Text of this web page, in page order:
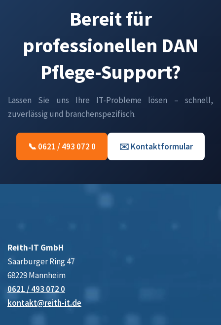
Bereit für
professionellen DAN
Pflege-Support?
Lassen Sie uns Ihre IT-Probleme lösen – schnell,
zuverlässig und branchenspezifisch.
📞 0621 / 493 072 0 ✉️ Kontaktformular
Reith-IT GmbH
Saarburger Ring 47
68229 Mannheim
0621 / 493 072 0
kontakt@reith-it.de